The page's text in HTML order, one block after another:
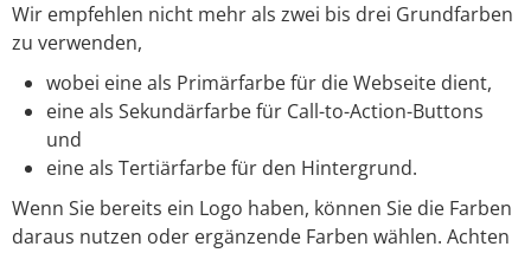
Wir empfehlen nicht mehr als zwei bis drei Grundfarben
zu verwenden,
wobei eine als Primärfarbe für die Webseite dient,
eine als Sekundärfarbe für Call-to-Action-Buttons
und
eine als Tertiärfarbe für den Hintergrund.
Wenn Sie bereits ein Logo haben, können Sie die Farben
daraus nutzen oder ergänzende Farben wählen. Achten